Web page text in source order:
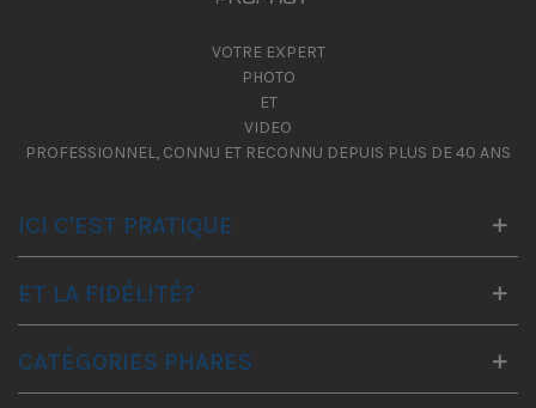
VOTRE EXPERT
PHOTO
ET
VIDEO
PROFESSIONNEL, CONNU ET RECONNU DEPUIS PLUS DE 40 ANS
ICI C'EST PRATIQUE
ET LA FIDÉLITÉ?
CATÉGORIES PHARES